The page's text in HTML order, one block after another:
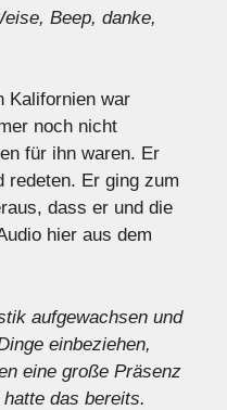
Beep, danke,
Kalifornien war
noch nicht
für ihn waren. Er
redeten. Er ging zum
dass er und die
hier aus dem
aufgewachsen und
einbeziehen,
eine große Präsenz
das bereits.